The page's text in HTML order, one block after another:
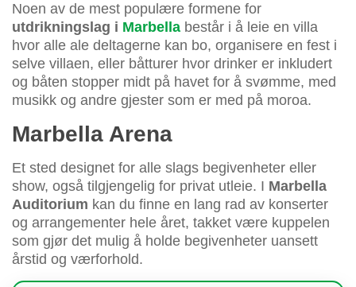
Noen av de mest populære formene for
utdrikningslag i Marbella består i å leie en villa
hvor alle ale deltagerne kan bo, organisere en fest i
selve villaen, eller båtturer hvor drinker er inkludert
og båten stopper midt på havet for å svømme, med
musikk og andre gjester som er med på moroa.
Marbella Arena
Et sted designet for alle slags begivenheter eller
show, også tilgjengelig for privat utleie. I Marbella
Auditorium kan du finne en lang rad av konserter
og arrangementer hele året, takket være kuppelen
som gjør det mulig å holde begivenheter uansett
årstid og værforhold.